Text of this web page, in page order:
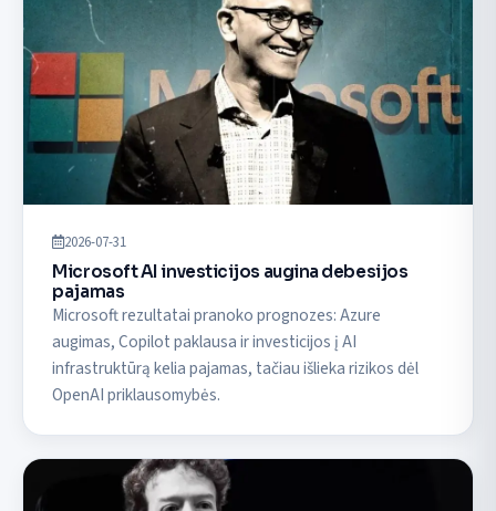
2026-07-31
Microsoft AI investicijos augina debesijos
pajamas
Microsoft rezultatai pranoko prognozes: Azure
augimas, Copilot paklausa ir investicijos į AI
infrastruktūrą kelia pajamas, tačiau išlieka rizikos dėl
OpenAI priklausomybės.